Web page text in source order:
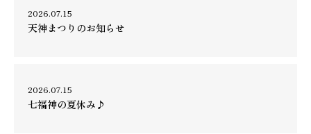
2026.07.15
天神まつりのお知らせ
2026.07.15
七福神の夏休み♪